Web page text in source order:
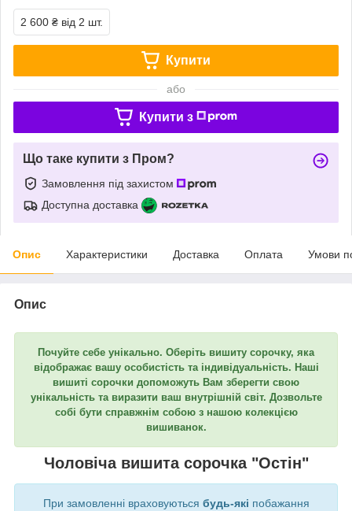
2 600 ₴ від 2 шт.
Купити
або
Купити з
Що таке купити з Пром?
Замовлення під захистом
Доступна доставка
Опис Характеристики Доставка Оплата Умови
Опис
Почуйте себе унікально. Оберіть вишиту сорочку, яка
відображає вашу особистість та індивідуальність. Наші
вишиті сорочки допоможуть Вам зберегти свою
унікальність та виразити ваш внутрішній світ. Дозвольте
собі бути справжнім собою з нашою колекцією
вишиванок.
Чоловіча вишита сорочка "Остін"
При замовленні враховуються будь-які побажання